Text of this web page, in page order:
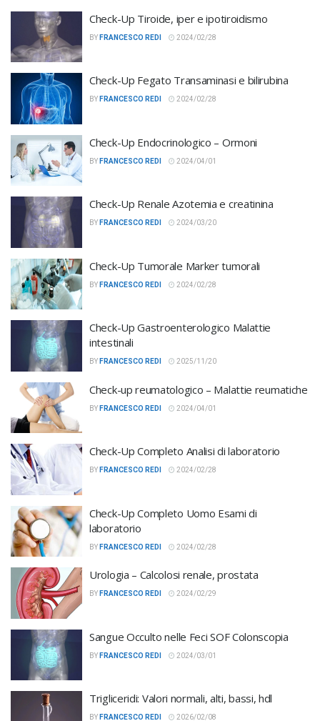
Check-Up Tiroide, iper e ipotiroidismo
BY FRANCESCO REDI 2024/02/28
Check-Up Fegato Transaminasi e bilirubina
BY FRANCESCO REDI 2024/02/28
Check-Up Endocrinologico – Ormoni
BY FRANCESCO REDI 2024/04/01
Check-Up Renale Azotemia e creatinina
BY FRANCESCO REDI 2024/03/20
Check-Up Tumorale Marker tumorali
BY FRANCESCO REDI 2024/02/28
Check-Up Gastroenterologico Malattie
intestinali
BY FRANCESCO REDI 2025/11/20
Check-up reumatologico – Malattie reumatiche
BY FRANCESCO REDI 2024/04/01
Check-Up Completo Analisi di laboratorio
BY FRANCESCO REDI 2024/02/28
Check-Up Completo Uomo Esami di
laboratorio
BY FRANCESCO REDI 2024/02/28
Urologia – Calcolosi renale, prostata
BY FRANCESCO REDI 2024/02/29
Sangue Occulto nelle Feci SOF Colonscopia
BY FRANCESCO REDI 2024/03/01
Trigliceridi: Valori normali, alti, bassi, hdl
BY FRANCESCO REDI 2026/02/08